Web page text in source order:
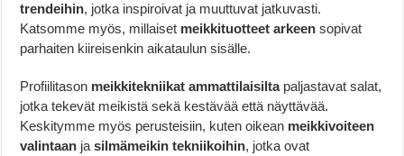
trendeihin, jotka inspiroivat ja muuttuvat jatkuvasti.
Katsomme myös, millaiset meikkituotteet arkeen sopivat
parhaiten kiireisenkin aikataulun sisälle.
Profiilitason meikkitekniikat ammattilaisiltapaljastavat salat,
jotka tekevät meikistä sekä kestävää että näyttävää.
Keskitymme myös perusteisiin, kuten oikean meikkivoiteen
valintaan jasilmämeikin tekniikoihin, jotka ovat